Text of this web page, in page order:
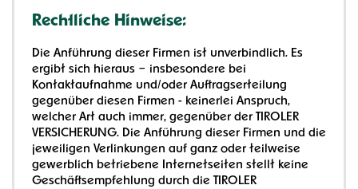
Rechtliche Hinweise:
Die Anführung dieser Firmen ist unverbindlich. Es
ergibt sich hieraus – insbesondere bei
Kontaktaufnahme und/oder Auftragserteilung
gegenüber diesen Firmen - keinerlei Anspruch,
welcher Art auch immer, gegenüber der TIROLER
VERSICHERUNG. Die Anführung dieser Firmen und die
jeweiligen Verlinkungen auf ganz oder teilweise
gewerblich betriebene Internetseiten stellt keine
Geschäftsempfehlung durch die TIROLER